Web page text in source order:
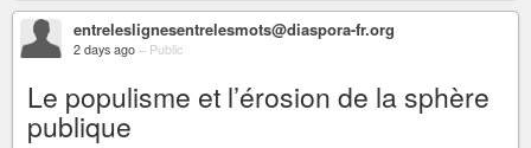
entreleslignesentrelesmots@diaspora-fr.org
2 days ago – Public
Le populisme et l’érosion de la sphère
publique